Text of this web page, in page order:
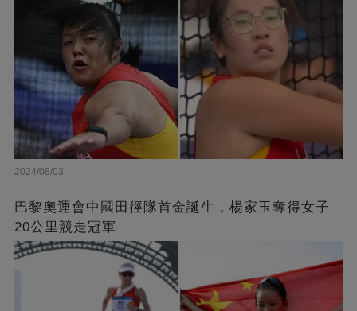
2024/08/03
巴黎奧運會中國田徑隊首金誕生，楊家玉奪得女子
20公里競走冠軍